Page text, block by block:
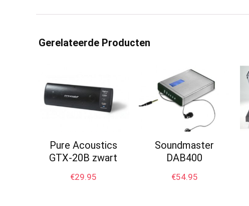
Gerelateerde Producten
Pure Acoustics
GTX-20B zwart
€29.95
Soundmaster
DAB400
€54.95